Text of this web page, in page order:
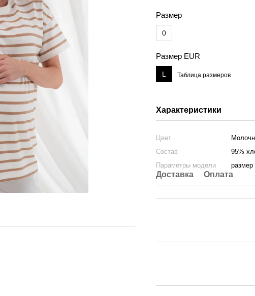
Размер
0
Размер EUR
L Таблица размеров
Характеристики
Цвет
Состав
95%
Параметры модели
Доставка Оплата